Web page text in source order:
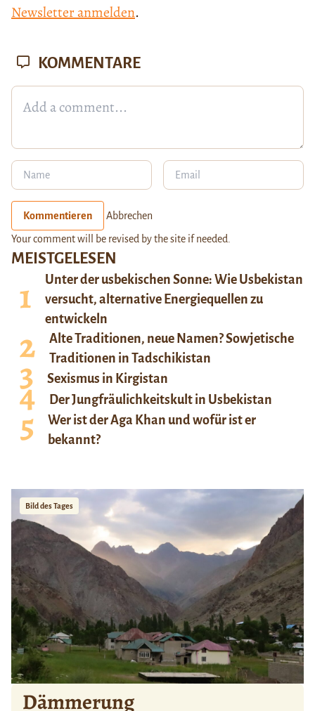
Newsletter anmelden.
MEISTGELESEN
Unter der usbekischen Sonne: Wie Usbekistan
versucht, alternative Energiequellen zu
entwickeln
Alte Traditionen, neue Namen? Sowjetische
Traditionen in Tadschikistan
Sexismus in Kirgistan
Der Jungfräulichkeitskult in Usbekistan
Wer ist der Aga Khan und wofür ist er
bekannt?
Bild des Tages
Dämmerung
KOMMENTARE
Kommentieren Abbrechen
Your comment will be revised by the site if needed.